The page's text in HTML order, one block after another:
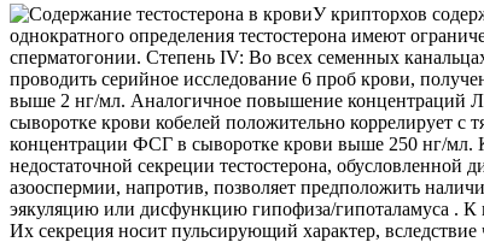
У крипторхов
однократного определения тестостерона имеют
сперматогонии. Степень IV: Во всех семенных
проводить серийное исследование 6 проб крови,
выше 2 нг/мл. Аналогичное повышение концентраций
сыворотке крови кобелей положительно коррелирует
концентрации ФСГ в сыворотке крови выше 250 нг/мл.
недостаточной секреции тестостерона,
азооспермии, напротив, позволяет предположить
эякуляцию или дисфункцию гипофиза/гипоталамуса . К
Их секреция носит пульсирующий характер,